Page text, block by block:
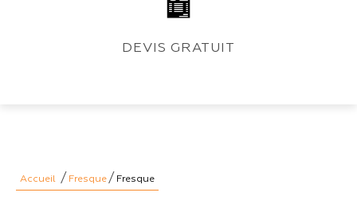
DEVIS GRATUIT
Accueil / Fresque / Fresque